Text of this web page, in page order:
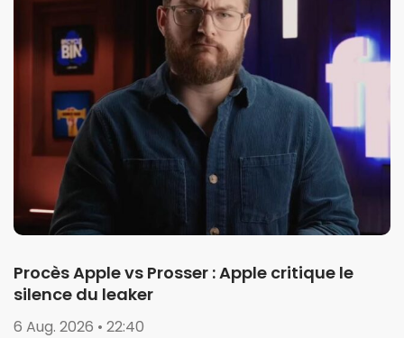
Procès Apple vs Prosser : Apple critique le
silence du leaker
6 Aug. 2026 • 22:40